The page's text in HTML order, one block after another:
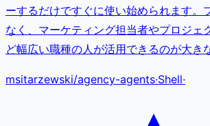
ーするだけですぐに使い始められます。
なく、マーケティング担当者やプロジェ
ど幅広い職種の人が活用できるのが大き
msitarzewski/agency-agents·Shell·